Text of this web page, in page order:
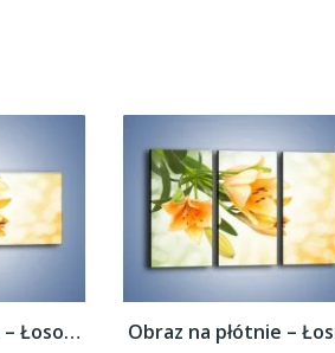
Obraz na płótnie – Łososiowe pachnące...